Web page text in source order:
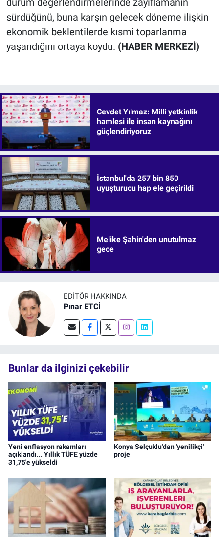
durum değerlendirmelerinde zayıflamanın
sürdüğünü, buna karşın gelecek döneme ilişkin
ekonomik beklentilerde kısmi toparlanma
yaşandığını ortaya koydu. (HABER MERKEZİ)
Cevdet Yılmaz: Milli yetkinlik
hamlesi ile insan kaynağını
güçlendiriyoruz
İstanbul'da 257 bin 850
uyuşturucu hap ele geçirildi
Melike Şahin'den unutulmaz
gece
EDITÖR HAKKINDA
Pınar ETCİ
Bunlar da ilginizi çekebilir
Yeni enflasyon rakamları
açıklandı... Yıllık TÜFE yüzde
31,75'e yükseldi
Konya Selçuklu'dan 'yenilikçi'
proje